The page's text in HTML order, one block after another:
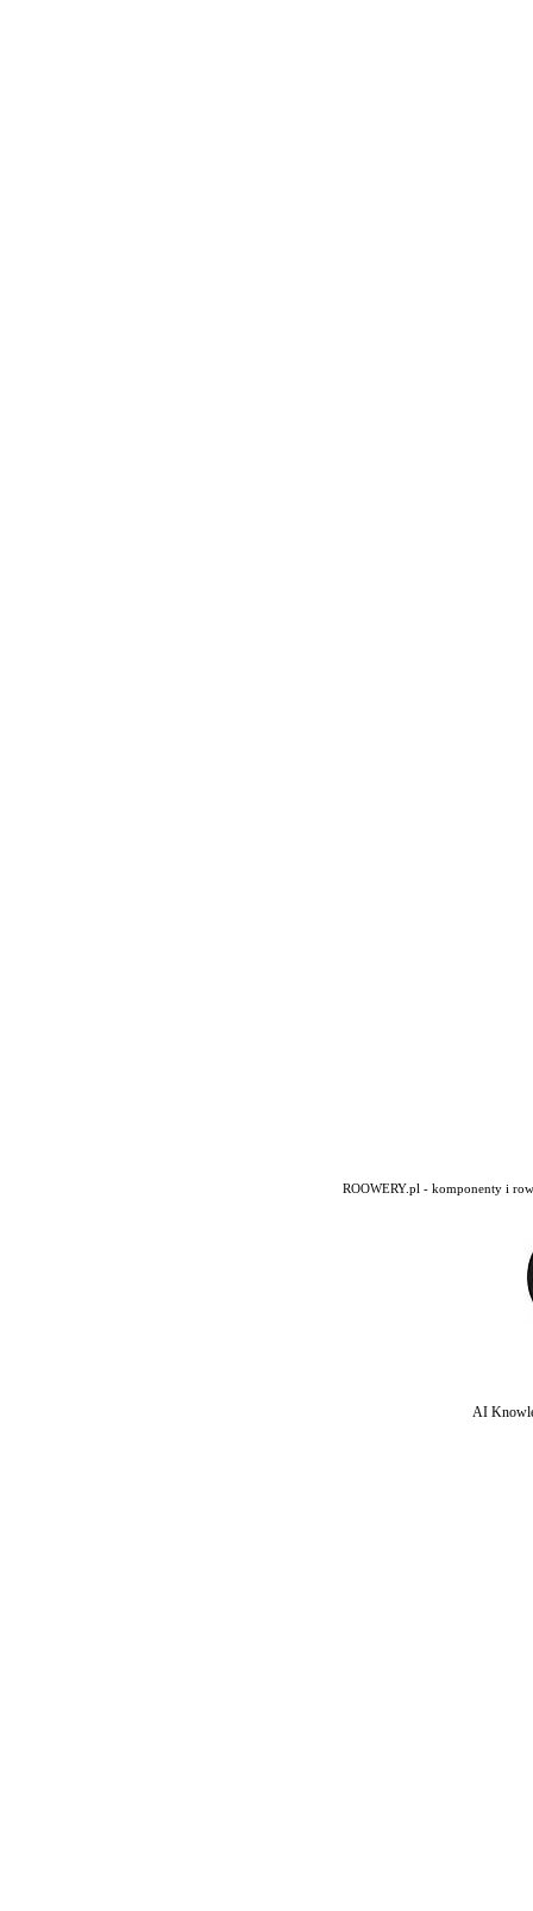
ROOWERY.pl - komponenty i
AI